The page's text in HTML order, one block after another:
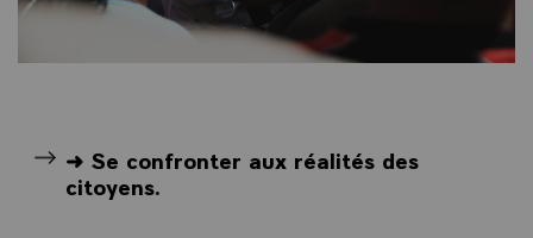
➜ Se confronter aux réalités des
citoyens.